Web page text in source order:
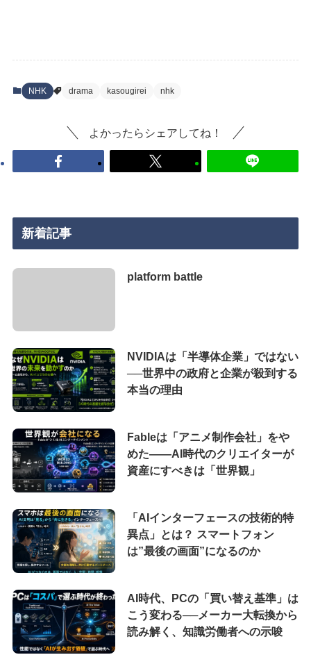
NHK drama kasougirei nhk
よかったらシェアしてね！
新着記事
platform battle
NVIDIAは「半導体企業」ではない
──世界中の政府と企業が殺到する
本当の理由
Fableは「アニメ制作会社」をや
めた――AI時代のクリエイターが
資産にすべきは「世界観」
「AIインターフェースの技術的特
異点」とは？ スマートフォン
は”最後の画面”になるのか
AI時代、PCの「買い替え基準」は
こう変わる──メーカー大転換から
読み解く、知識労働者への示唆